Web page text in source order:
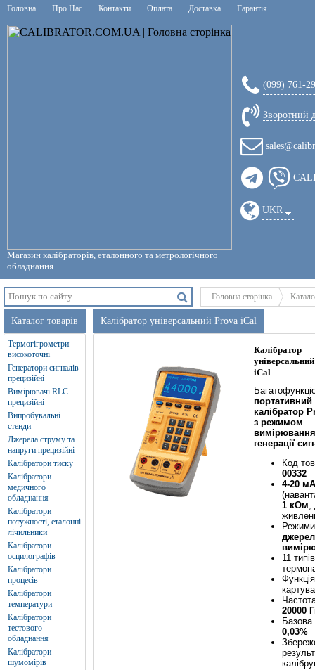
Головна Про Нас Контакти Оплата Доставка Гарантія
Магазин калібраторів, еталонного та метрологічного
обладнання
(099) 761-
Зворотний
UKR
Головна сторінка
Каталог товарів
Термогігрометри
високоточні
Генератори сигналів
прецизійні
Вимірювачі RLC
прецизійні
Випробувальні
стенди
Джерела струму та
напруги прецизійні
Калібратори тиску
Калібратори
медичного
обладнання
Калібратори
потужності, еталонні
лічильники
Калібратори
осцилографів
Калібратори
процесів
Калібратори
температури
Калібратори
тестового
обладнання
Калібратори
шумомірів
Калібратор універсальний Prova iCal
Калібратор
iCal
портативний
калібратор
з режимом
генерації
Код
00332
4-20 мА
1 кОм,
Режими
11 типів
Функція
20000
Базова
0,03%